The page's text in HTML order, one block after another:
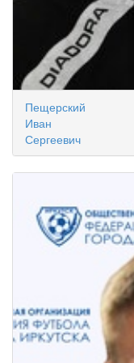
Пещерский
Иван
Сергеевич